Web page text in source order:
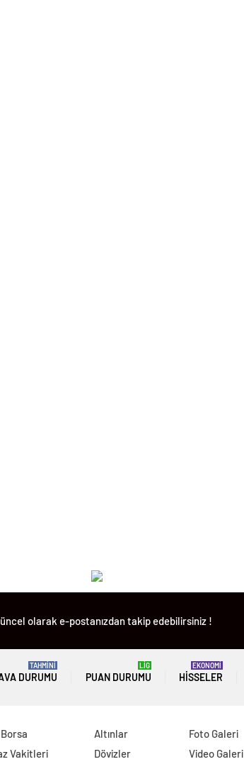
olarak e-postanızdan takip edebilirsiniz !
DURUMU
TAHMİNİ
PUAN DURUMU
LİG
HISSELER
EKONOMİ
Borsa
Vakitleri
Altınlar
Dövizler
Foto Galeri
Video Galeri